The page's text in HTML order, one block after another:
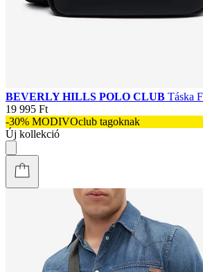
BEVERLY HILLS POLO CLUB Táska
19 995 Ft
-30% MODIVOclub tagoknak
Új kollekció